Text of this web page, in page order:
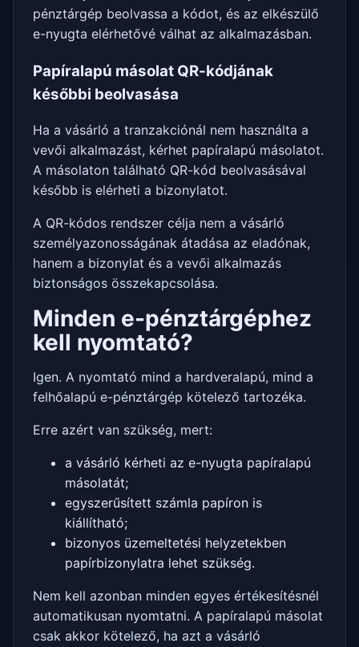
pénztárgép beolvassa a kódot, és az elkészülő
e-nyugta elérhetővé válhat az alkalmazásban.
Papíralapú másolat QR-kódjának
későbbi beolvasása
Ha a vásárló a tranzakciónál nem használta a
vevői alkalmazást, kérhet papíralapú másolatot.
A másolaton található QR-kód beolvasásával
később is elérheti a bizonylatot.
A QR-kódos rendszer célja nem a vásárló
személyazonosságának átadása az eladónak,
hanem a bizonylat és a vevői alkalmazás
biztonságos összekapcsolása.
Minden e-pénztárgéphez
kell nyomtató?
Igen. A nyomtató mind a hardveralapú, mind a
felhőalapú e-pénztárgép kötelező tartozéka.
Erre azért van szükség, mert:
a vásárló kérheti az e-nyugta papíralapú
másolatát;
egyszerűsített számla papíron is
kiállítható;
bizonyos üzemeltetési helyzetekben
papírbizonylatra lehet szükség.
Nem kell azonban minden egyes értékesítésnél
automatikusan nyomtatni. A papíralapú másolat
csak akkor kötelező, ha azt a vásárló